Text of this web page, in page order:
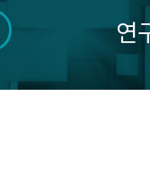
1년
연